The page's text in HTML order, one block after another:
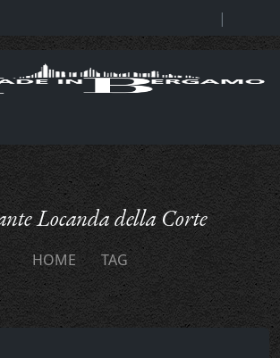
|
Locanda della Corte
HOME TAG